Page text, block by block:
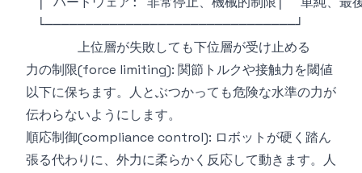
力の制限(force limiting): 関節トルクや接触力を閾値
以下に保ちます。人とぶつかっても危険な水準の力が
伝わらないようにします。
順応制御(compliance control): ロボットが硬く踏ん
張る代わりに、外力に柔らかく反応して動きます。人